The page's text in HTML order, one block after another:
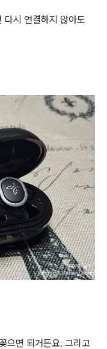
다시 연결하지 않아도
으면 되거든요. 그리고